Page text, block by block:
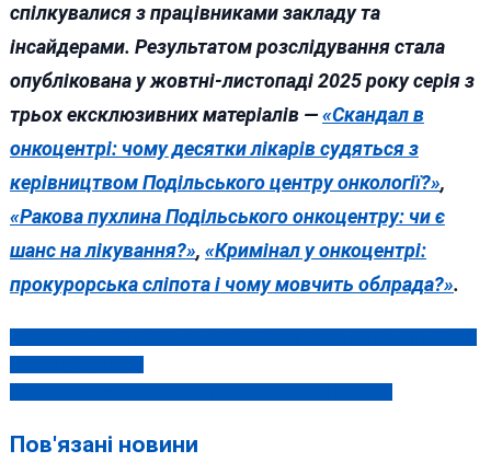
спілкувалися з працівниками закладу та
інсайдерами. Результатом розслідування стала
опублікована у жовтні-листопаді 2025 року серія з
трьох ексклюзивних матеріалів —«Скандал в
онкоцентрі: чому десятки лікарів судяться з
керівництвом Подільського центру онкології?»,
«Ракова пухлина Подільського онкоцентру: чи є
шанс на лікування?», «Кримінал у онкоцентрі:
прокурорська сліпота і чому мовчить облрада?».
Навігація
записів
Пов'язані новини